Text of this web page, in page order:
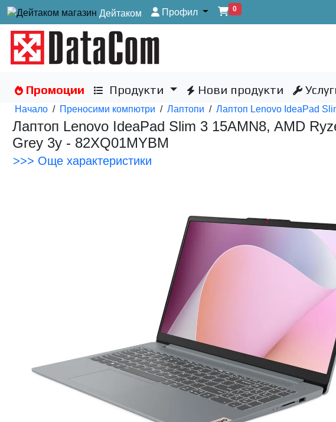
Дейтаком Профил 0
Промоции Продукти Нови продукти
Начало / Преносими компютри / Лаптопи / Лаптоп Lenovo IdeaPad
Лаптоп Lenovo IdeaPad Slim 3 15AMN8, AMD
Grey 3y - 82XQ01MYBM
>>> Още характеристики